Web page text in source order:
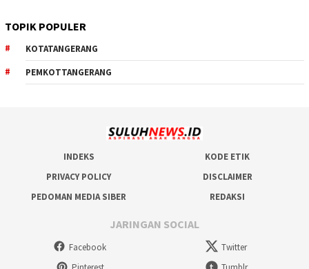
TOPIK POPULER
KOTATANGERANG
PEMKOTTANGERANG
INDEKS
KODE ETIK
PRIVACY POLICY
DISCLAIMER
PEDOMAN MEDIA SIBER
REDAKSI
JARINGAN SOCIAL
Facebook
Twitter